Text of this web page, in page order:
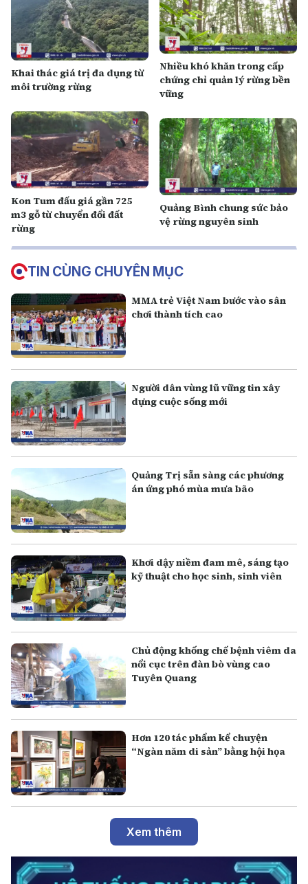
Khai thác giá trị đa dụng từ
môi trường rừng
Nhiều khó khăn trong cấp
chứng chỉ quản lý rừng bền
vững
Kon Tum đấu giá gần 725
m3 gỗ từ chuyển đổi đất
rừng
Quảng Bình chung sức bảo
vệ rừng nguyên sinh
TIN CÙNG CHUYÊN MỤC
MMA trẻ Việt Nam bước vào sân
chơi thành tích cao
Người dân vùng lũ vững tin xây
dựng cuộc sống mới
Quảng Trị sẵn sàng các phương
án ứng phó mùa mưa bão
Khơi dậy niềm đam mê, sáng tạo
kỹ thuật cho học sinh, sinh viên
Chủ động khống chế bệnh viêm da
nổi cục trên đàn bò vùng cao
Tuyên Quang
Hơn 120 tác phẩm kể chuyện
“Ngàn năm di sản” bằng hội họa
Xem thêm